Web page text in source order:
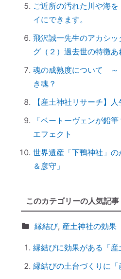
すか？
「産土神社」の読み
は？
【ご感想｜カウンセ
ました
日本国民を癒しまく
通点
スマホのない暮らし
引き寄せ難民のあな
きこととは？
前世を教えてもらっ
「わかっちゃいるけ
しちゃうのは、無意
ットとは？
実はNG！？｜やって
ご近所の汚れた川や海
イにできます。
飛沢誠一先生のアカシ
グ（２）過去世の特徴あ
魂の成熟度について
き魂？
【産土神社リサーチ】
「ベートーヴェンが鉛
エフェクト
世界遺産「下鴨神社」
＆彦守」
このカテゴリーの人気記事
縁結び, 産土神社の効果
縁結びに効果がある「産
縁結びの土台づくりに「